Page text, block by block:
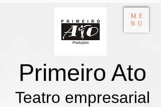
ME
NU
Primeiro Ato
Teatro empresarial​